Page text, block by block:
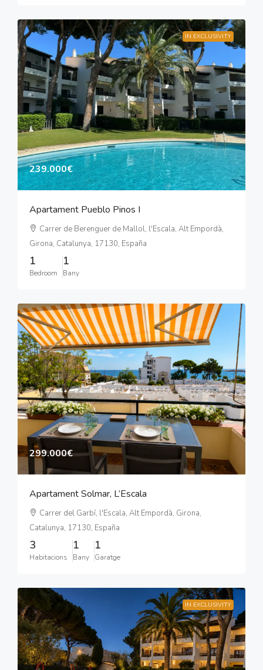
IN EXCLUSIVITY
239.000€
Apartament Pueblo Pinos I
Carrer de Berenguer de Mallol, l'Escala, Alt Empordà,
Girona, Catalunya, 17130, España
1
Bedroom
1
Bany
299.000€
Apartament Solmar, L’Escala
Carrer del Garbí, l'Escala, Alt Empordà, Girona,
Catalunya, 17130, España
3
Habitacions
1
Bany
1
Garatge
IN EXCLUSIVITY